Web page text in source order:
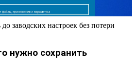
заводских настроек без потери
нужно сохранить